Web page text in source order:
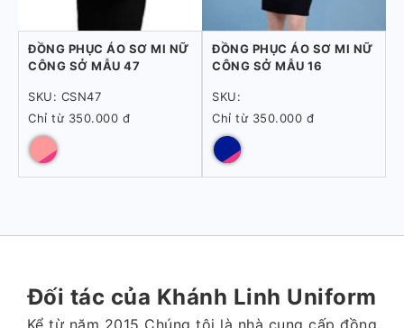
ĐỒNG PHỤC ÁO SƠ MI NỮ
CÔNG SỞ MẪU 47
SKU: CSN47
Chỉ từ 350.000 đ
ĐỒNG PHỤC ÁO SƠ MI NỮ
CÔNG SỞ MẪU 16
SKU:
Chỉ từ 350.000 đ
Đối tác của Khánh Linh Uniform
Kể từ năm 2015 Chúng tôi là nhà cung cấp đồng